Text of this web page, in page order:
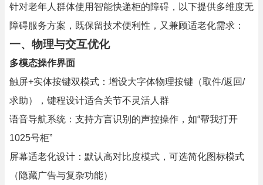
针对老年人群体使用智能快递柜的障碍，以下提供多维度无
障碍服务方案，既保留技术便利性，又兼顾适老化需求：
一、物理与交互优化
多模态操作界面
触屏+实体按键双模式：增设大字体物理按键（取件/返回/
求助），键程设计适合关节不灵活人群
语音导航系统：支持方言识别的声控操作，如“帮我打开
1025号柜”
屏幕适老化设计：默认高对比度模式，可选简化图标模式
（隐藏广告与复杂功能）